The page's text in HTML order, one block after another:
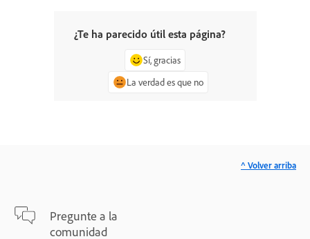
¿Te ha parecido útil esta página?
Sí, gracias
La verdad es que no
Pregunte a la
comunidad
^ Volver arriba